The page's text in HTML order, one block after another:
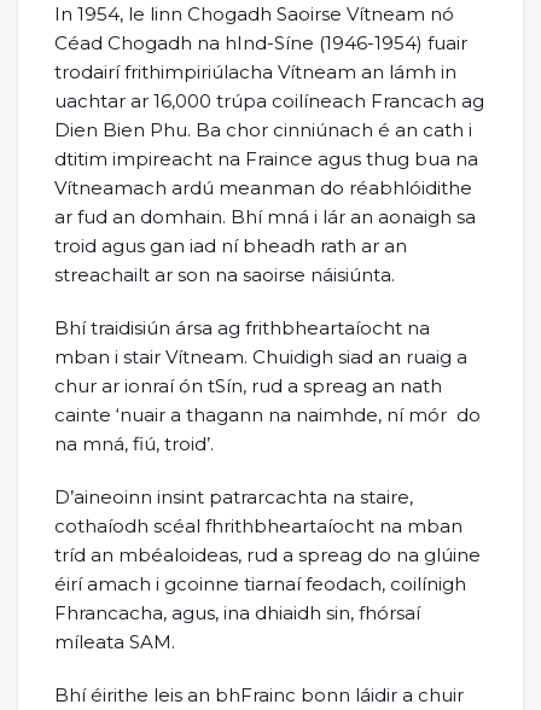
In 1954, le linn Chogadh Saoirse Vítneam nó
Céad Chogadh na hInd-Síne (1946-1954) fuair
trodairí frithimpiriúlacha Vítneam an lámh in
uachtar ar 16,000 trúpa coilíneach Francach ag
Dien Bien Phu. Ba chor cinniúnach é an cath i
dtitim impireacht na Fraince agus thug bua na
Vítneamach ardú meanman do réabhlóidithe
ar fud an domhain. Bhí mná i lár an aonaigh sa
troid agus gan iad ní bheadh rath ar an
streachailt ar son na saoirse náisiúnta.
Bhí traidisiún ársa ag frithbheartaíocht na
mban i stair Vítneam. Chuidigh siad an ruaig a
chur ar ionraí ón tSín, rud a spreag an nath
cainte ‘nuair a thagann na naimhde, ní mór do
na mná, fiú, troid’.
D’aineoinn insint patrarcachta na staire,
cothaíodh scéal fhrithbheartaíocht na mban
tríd an mbéaloideas, rud a spreag do na glúine
éirí amach i gcoinne tiarnaí feodach, coilínigh
Fhrancacha, agus, ina dhiaidh sin, fhórsaí
míleata SAM.
Bhí éirithe leis an bhFrainc bonn láidir a chuir